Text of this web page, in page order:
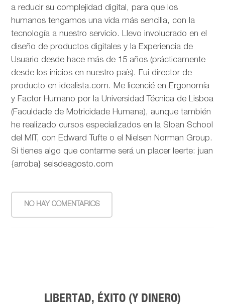
a reducir su complejidad digital, para que los
humanos tengamos una vida más sencilla, con la
tecnología a nuestro servicio. Llevo involucrado en el
diseño de productos digitales y la Experiencia de
Usuario desde hace más de 15 años (prácticamente
desde los inicios en nuestro país). Fui director de
producto en idealista.com. Me licencié en Ergonomía
y Factor Humano por la Universidad Técnica de Lisboa
(Faculdade de Motricidade Humana), aunque también
he realizado cursos especializados en la Sloan School
del MIT, con Edward Tufte o el Nielsen Norman Group.
Si tienes algo que contarme será un placer leerte: juan
{arroba} seisdeagosto.com
NO HAY COMENTARIOS
LIBERTAD, ÉXITO (Y DINERO)